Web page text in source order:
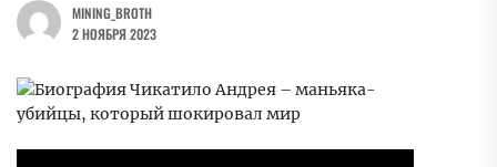
MINING_BROTH
2 НОЯБРЯ 2023